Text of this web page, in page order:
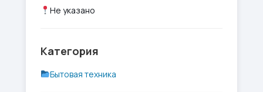
Не указано
Категория
Бытовая техника